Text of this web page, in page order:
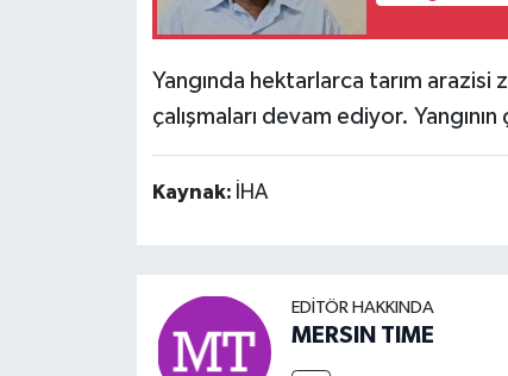
Yangında hektarlarca tarım
çalışmaları devam ediyor.
Kaynak: İHA
EDITÖR HAKKINDA
MERSIN TIME